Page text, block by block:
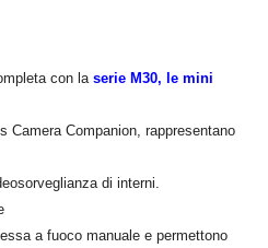
con la serie M30, le mini
Camera Companion, rappresentano
di interni.
a fuoco manuale e permettono